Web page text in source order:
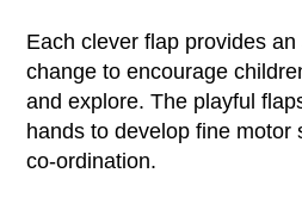
Each clever flap provides
change to encourage
and explore. The playful
hands to develop fine motor
co-ordination.